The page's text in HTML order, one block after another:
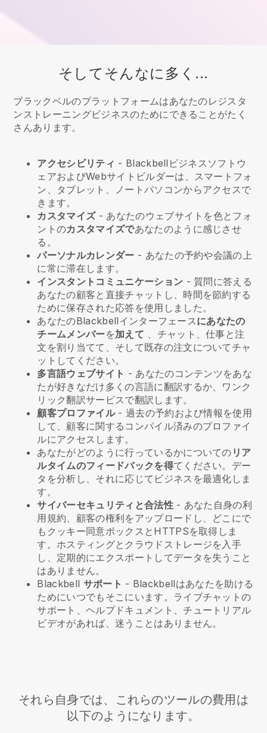
そしてそんなに多く...
ブラックベルのプラットフォームはあなたのレジスタ
ンストレーニングビジネスのためにできることがたく
さんあります。
アクセシビリティ - Blackbell ビジネスソフトウ
ェアおよびWebサイトビルダーは、スマートフォ
ン、タブレット、ノートパソコンからアクセスで
きます。
カスタマイズ- あなたのウェブサイトを色とフォ
ントのカスタマイズであなたのように感じさせ
る。
パーソナルカレンダー - あなたの予約や会議の上
に常に滞在します。
インスタントコミュニケーション - 質問に答える
あなたの顧客と直接チャットし、時間を節約する
ために保存された応答を使用しました。
あなたのBlackbellインターフェースにあなたの
チームメンバーを加えて 、チャット、仕事と注
文を割り当てて、そして既存の注文についてチャ
ットしてください。
多言語ウェブサイト - あなたのコンテンツをあな
たが好きなだけ多くの言語に翻訳するか、ワンク
リック翻訳サービスで翻訳します。
顧客プロファイル- 過去の予約および情報を使用
して、顧客に関するコンパイル済みのプロファイ
ルにアクセスします。
あなたがどのように行っているかについての リア
ルタイムのフィードバックを得てください。デー
タを分析し、それに応じてビジネスを最適化しま
す。
サイバーセキュリティと合法性- あなた自身の利
用規約、顧客の権利をアップロードし、どこにで
もクッキー同意ボックスとHTTPSを取得しま
す。ホスティングとクラウドストレージを入手
し、定期的にエクスポートしてデータを失うこと
はありません。
Blackbell サポート - Blackbellはあなたを助ける
ためにいつでもそこにいます。ライブチャットの
サポート、ヘルプドキュメント、チュートリアル
ビデオがあれば、迷うことはありません。
それら自身では、これらのツールの費用は
以下のようになります。